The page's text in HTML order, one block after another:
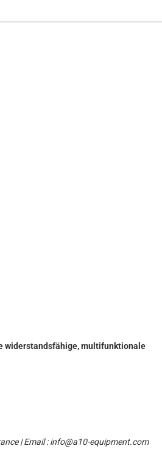
widerstandsfähige, multifunktionale
| Email : info@a10-equipment.com